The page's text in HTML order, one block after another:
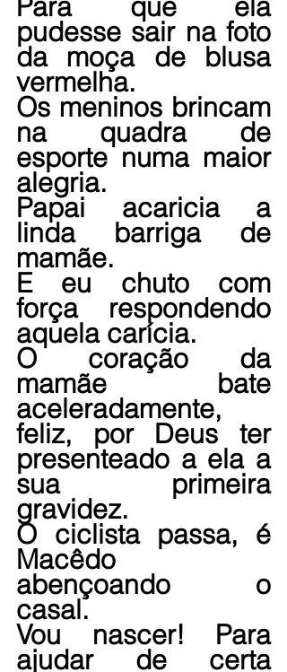
Para que ela
pudesse sair na foto
da moça de blusa
vermelha.
Os meninos brincam
na quadra de
esporte numa maior
alegria.
Papai acaricia a
linda barriga de
mamãe.
E eu chuto com
força respondendo
aquela carícia.
O coração da
mamãe bate
aceleradamente,
feliz, por Deus ter
presenteado a ela a
sua primeira
gravidez.
O ciclista passa, é
Macêdo
abençoando o
casal.
Vou nascer! Para
ajudar de certa